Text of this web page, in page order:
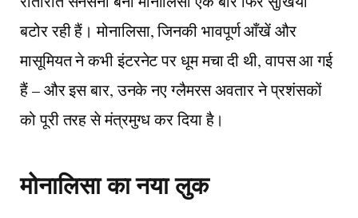
बटोर रही हैं। मोनालिसा, जिनकी भावपूर्ण आँखें और
मासूमियत ने कभी इंटरनेट पर धूम मचा दी थी, वापस आ गई
हैं – और इस बार, उनके नए ग्लैमरस अवतार ने प्रशंसकों
को पूरी तरह से मंत्रमुग्ध कर दिया है।
मोनालिसा का नया लुक